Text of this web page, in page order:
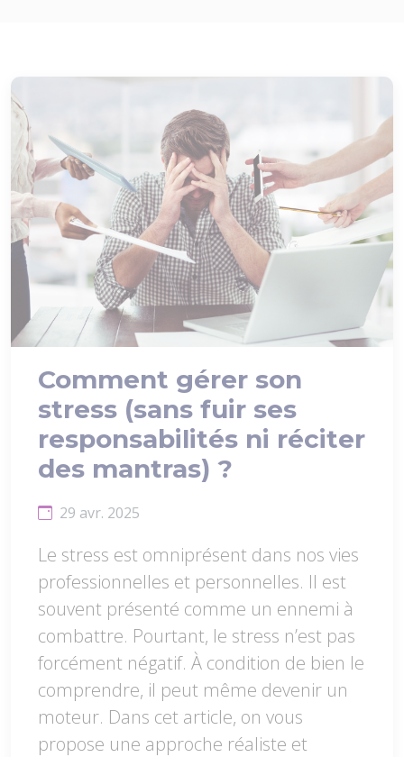
Comment gérer son
stress (sans fuir ses
responsabilités ni réciter
des mantras) ?
29 avr. 2025
Le stress est omniprésent dans nos vies
professionnelles et personnelles. Il est
souvent présenté comme un ennemi à
combattre. Pourtant, le stress n’est pas
forcément négatif. À condition de bien le
comprendre, il peut même devenir un
moteur. Dans cet article, on vous
propose une approche réaliste et